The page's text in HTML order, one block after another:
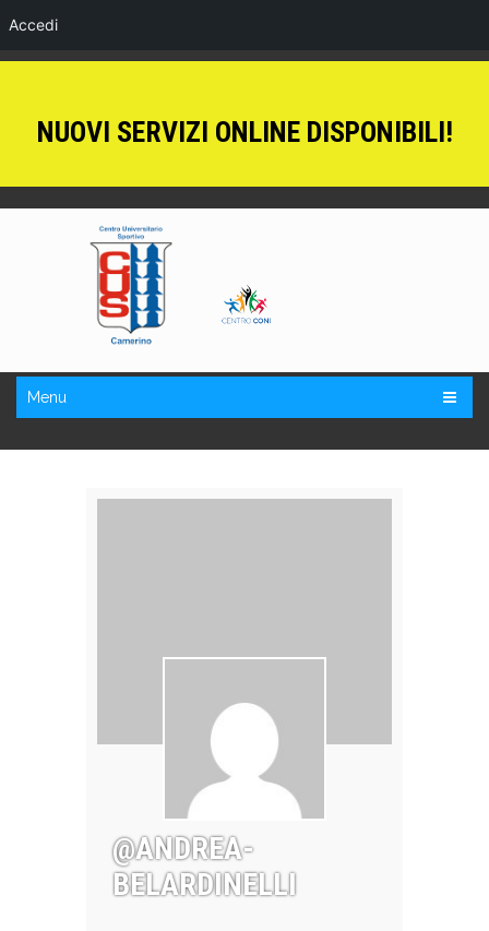
Accedi
NUOVI SERVIZI ONLINE DISPONIBILI!
Menu
@ANDREA-
BELARDINELLI